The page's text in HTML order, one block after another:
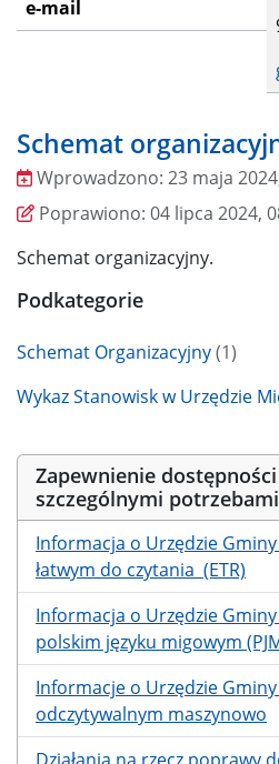
Zapewnienie
szczególnymi potrzebami
Informacja o Urzędzie
łatwym do czytania (ETR)
Informacja o Urzędzie
polskim języku migowym
Informacje o Urzędzie
odczytywalnym maszynowo
Działania na rzecz poprawy
e-mail
Schemat
Wprowadzono
Wprowadzono: 23 maja
Poprawiono
Poprawiono: 04 lipca 2024,
Schemat organizacyjny.
Podkategorie
Schemat Organizacyjny(1)
Wykaz Stanowisk w Urzędzie